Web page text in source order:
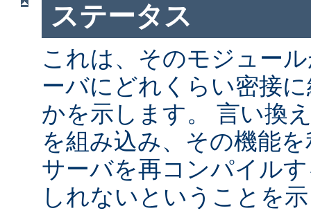
ステータス
これは、そのモジュー
ーバにどれくらい密接
かを示します。 言い換
を組み込み、その機能
サーバを再コンパイル
しれないということを